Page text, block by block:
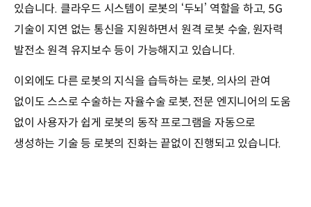
있습니다. 클라우드 시스템이 로봇의 ‘두뇌’ 역할을 하고, 5G
기술이 지연 없는 통신을 지원하면서 원격 로봇 수술, 원자력
발전소 원격 유지보수 등이 가능해지고 있습니다.
이외에도 다른 로봇의 지식을 습득하는 로봇, 의사의 관여
없이도 스스로 수술하는 자율수술 로봇, 전문 엔지니어의 도움
없이 사용자가 쉽게 로봇의 동작 프로그램을 자동으로
생성하는 기술 등 로봇의 진화는 끝없이 진행되고 있습니다.